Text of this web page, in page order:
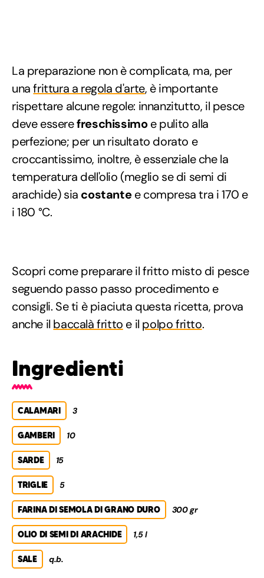
La preparazione non è complicata, ma, per
unafrittura a regola d'arte, è importante
rispettare alcune regole: innanzitutto, il pesce
deve esserefreschissimoe pulito alla
perfezione; per un risultato dorato e
croccantissimo, inoltre, è essenziale che la
temperatura dell'olio (meglio se di semi di
arachide) sia costantee compresa tra i 170 e
i 180 °C.
Scopri come preparare il fritto misto di pesce
seguendo passo passo procedimento e
consigli. Se ti è piaciuta questa ricetta, prova
anche il baccalà fritto e il polpo fritto.
Ingredienti
CALAMARI 3
GAMBERI 10
SARDE 15
TRIGLIE 5
FARINA DI SEMOLA DI GRANO DURO 300 gr
OLIO DI SEMI DI ARACHIDE 1,5 l
SALE q.b.